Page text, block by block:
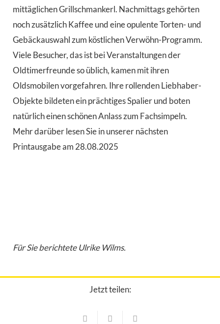
mittäglichen Grillschmankerl. Nachmittags gehörten
noch zusätzlich Kaffee und eine opulente Torten- und
Gebäckauswahl zum köstlichen Verwöhn-Programm.
Viele Besucher, das ist bei Veranstaltungen der
Oldtimerfreunde so üblich, kamen mit ihren
Oldsmobilen vorgefahren. Ihre rollenden Liebhaber-
Objekte bildeten ein prächtiges Spalier und boten
natürlich einen schönen Anlass zum Fachsimpeln.
Mehr darüber lesen Sie in unserer nächsten
Printausgabe am 28.08.2025
Für Sie berichtete Ulrike Wilms.
Jetzt teilen: